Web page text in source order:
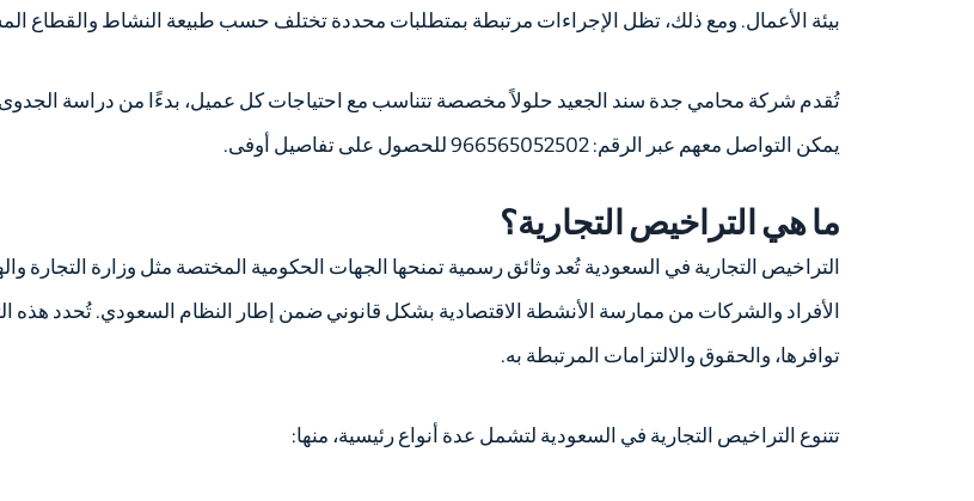
بيئة الأعمال. ومع ذلك، تظل الإجراءات مرتبطة بمتطلبات محددة تختلف حسب طبيعة النشاط والقطاع
تُقدم شركة محامي جدة سند الجعيد حلولاً مخصصة تتناسب مع احتياجات كل عميل، بدءًا من دراسة الجدوى
يمكن التواصل معهم عبر الرقم: 966565052502 للحصول على تفاصيل أوفى.
ما هي التراخيص التجارية؟
التراخيص التجارية في السعودية تُعد وثائق رسمية تمنحها الجهات الحكومية المختصة مثل وزارة التجارة
الأفراد والشركات من ممارسة الأنشطة الاقتصادية بشكل قانوني ضمن إطار النظام السعودي. تُحدد
توافرها، والحقوق والالتزامات المرتبطة به.
تتنوع التراخيص التجارية في السعودية لتشمل عدة أنواع رئيسية، منها: